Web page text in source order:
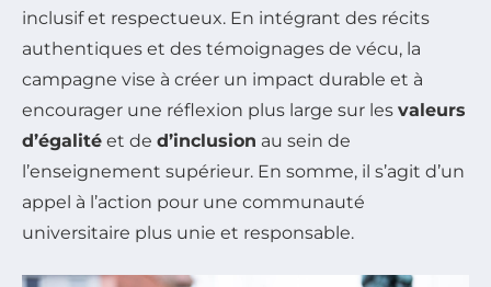
inclusif et respectueux. En intégrant des récits
authentiques et des témoignages de vécu, la
campagne vise à créer un impact durable et à
encourager une réflexion plus large sur les valeurs
d’égalité et de d’inclusion au sein de
l’enseignement supérieur. En somme, il s’agit d’un
appel à l’action pour une communauté
universitaire plus unie et responsable.